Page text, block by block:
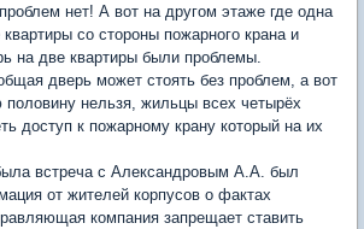
нет! А вот на другом этаже где одна
со стороны пожарного крана и
на две квартиры были проблемы.
дверь может стоять без проблем, а вот
половину нельзя, жильцы всех четырёх
доступ к пожарному крану который на их
встреча с Александровым А.А. был
от жителей корпусов о фактах
компания запрещает ставить